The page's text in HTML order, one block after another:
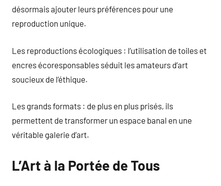
désormais ajouter leurs préférences pour une
reproduction unique.
Les reproductions écologiques : l’utilisation de toiles et
encres écoresponsables séduit les amateurs d’art
soucieux de l’éthique.
Les grands formats : de plus en plus prisés, ils
permettent de transformer un espace banal en une
véritable galerie d’art.
L’Art à la Portée de Tous